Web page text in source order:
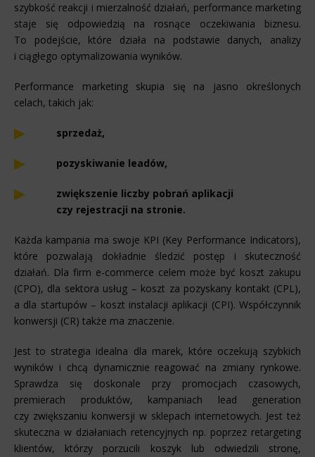
szybkość reakcji i mierzalność działań, performance marketing
staje się odpowiedzią na rosnące oczekiwania biznesu.
To podejście, które działa na podstawie danych, analizy
i ciągłego optymalizowania wyników.
Performance marketing skupia się na jasno określonych
celach, takich jak:
sprzedaż,
pozyskiwanie leadów,
zwiększenie liczby pobrań aplikacji
czy rejestracji na stronie.
Każda kampania ma swoje KPI (Key Performance Indicators),
które pozwalają dokładnie śledzić postęp i skuteczność
działań. Dla firm e-commerce celem może być koszt zakupu
(CPO), dla sektora usług – koszt za pozyskany kontakt (CPL),
a dla startupów – koszt instalacji aplikacji (CPI). Współczynnik
konwersji (CR) także ma znaczenie.
Jest to strategia idealna dla marek, które oczekują szybkich
wyników i chcą dynamicznie reagować na zmiany rynkowe.
Sprawdza się doskonale przy promocjach czasowych,
premierach produktów, kampaniach lead generation
czy zwiększaniu konwersji w sklepach internetowych. Jest też
skuteczna w działaniach retencyjnych np. poprzez retargeting
klientów, którzy porzucili koszyk lub odwiedzili stronę,